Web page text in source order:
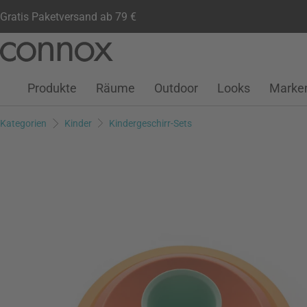
Gratis Paketversand ab 79 €
Seiteninhalt
Suchfeld
Kundenkonto
Wunschliste
Warenkorb
Produkte Räume Outdoor Looks
Kategorien Kinder Kindergeschirr-Sets